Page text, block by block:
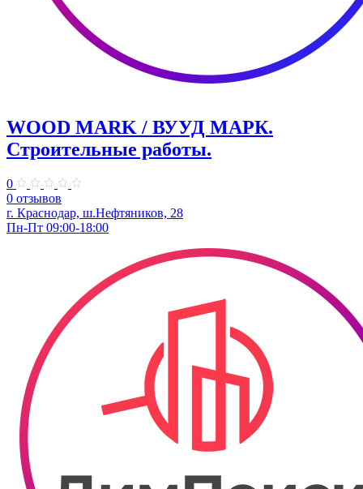
WOOD MARK / ВУУД МАРК.
Строительные работы.
0
0 отзывов
г. Краснодар, ш.Нефтяников, 28
Пн-Пт 09:00-18:00